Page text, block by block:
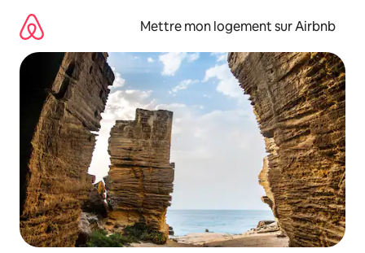
directement
contenu
Mettre mon logement sur Airbnb